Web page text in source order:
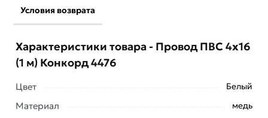
Условия возврата
Характеристики товара - Провод ПВС 4х16
(1 м) Конкорд 4476
Цвет Белый
Материал медь